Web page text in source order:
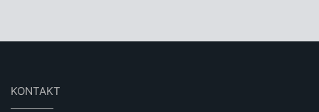
KONTAKT